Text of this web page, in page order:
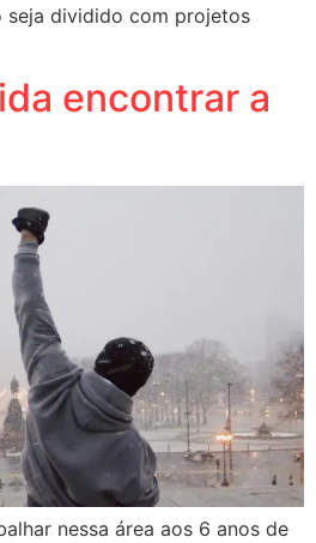
seja dividido com projetos
encontrar a
nessa área aos 6 anos de